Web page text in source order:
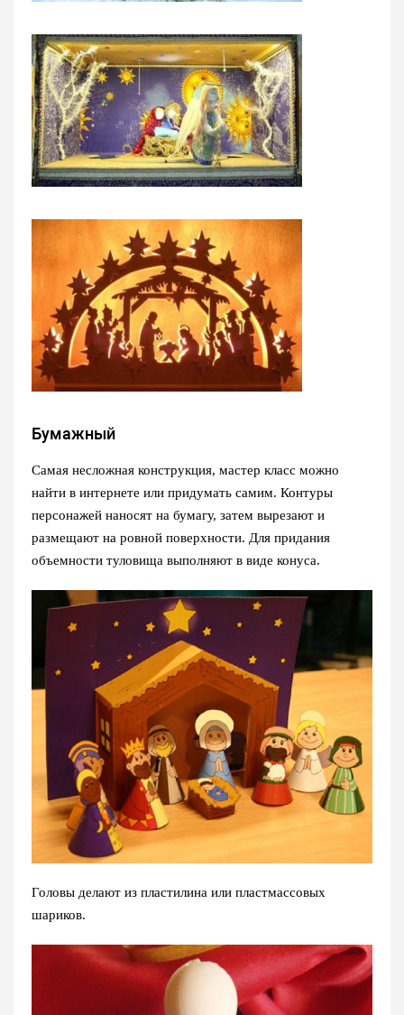
Бумажный
Самая несложная конструкция, мастер класс можно
найти в интернете или придумать самим. Контуры
персонажей наносят на бумагу, затем вырезают и
размещают на ровной поверхности. Для придания
объемности туловища выполняют в виде конуса.
Головы делают из пластилина или пластмассовых
шариков.